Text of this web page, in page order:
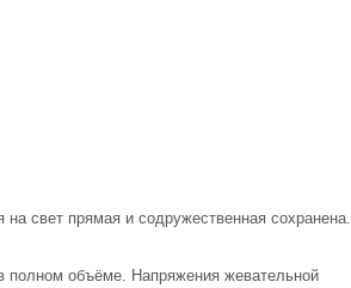
свет прямая и содружественная сохранена.
полном объёме. Напряжения жевательной